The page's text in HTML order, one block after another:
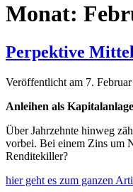
Monat:
Perpektive
Veröffentlicht am 7.
Anleihen als
Über Jahrzehnte hinweg
vorbei. Bei einem Zins um
Renditekiller?
hier geht es zum ganzen